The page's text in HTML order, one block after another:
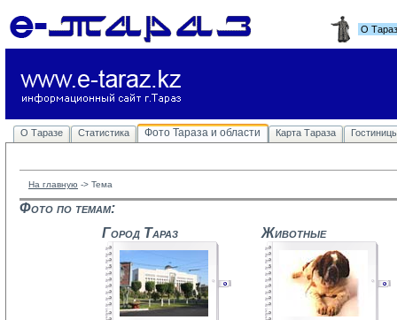
О
О Таразе Статистика Фото Тараза и области Карта Тараза
На главную -> Тема
Фото по темам:
Город Тараз
Животные